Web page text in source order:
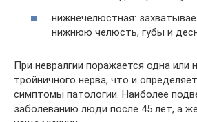
нижнечелюстная:
нижнюю челюсть, губы и
При невралгии поражается одна или
тройничного нерва, что и
симптомы патологии. Наиболее
заболеванию люди после 45 лет, а